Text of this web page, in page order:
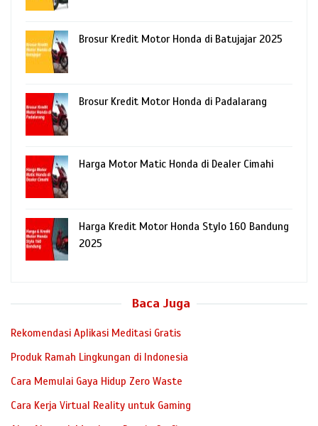
Brosur Kredit Motor Honda di Batujajar 2025
Brosur Kredit Motor Honda di Padalarang
Harga Motor Matic Honda di Dealer Cimahi
Harga Kredit Motor Honda Stylo 160 Bandung
2025
Baca Juga
Rekomendasi Aplikasi Meditasi Gratis
Produk Ramah Lingkungan di Indonesia
Cara Memulai Gaya Hidup Zero Waste
Cara Kerja Virtual Reality untuk Gaming